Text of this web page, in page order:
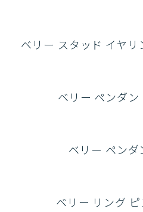
ベリー スタッド イヤ
ベリー ペンダン
ベリー ペンダ
ベリー リング